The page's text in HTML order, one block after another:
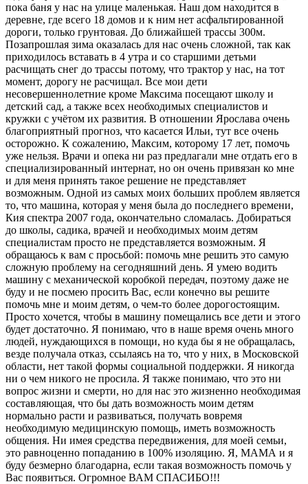
пока баня у нас на улице маленькая. Наш дом находится в
деревне, где всего 18 домов и к ним нет асфальтированной
дороги, только грунтовая. До ближайшей трассы 300м.
Позапрошлая зима оказалась для нас очень сложной, так как
приходилось вставать в 4 утра и со старшими детьми
расчищать снег до трассы потому, что трактор у нас, на тот
момент, дорогу не расчищал. Все мои дети
несовершеннолетние кроме Максима посещают школу и
детский сад, а также всех необходимых специалистов и
кружки с учётом их развития. В отношении Ярослава очень
благоприятный прогноз, что касается Ильи, тут все очень
осторожно. К сожалению, Максим, которому 17 лет, помочь
уже нельзя. Врачи и опека ни раз предлагали мне отдать его в
специализированный интернат, но он очень привязан ко мне
и для меня принять такое решение не представляет
возможным. Одной из самых моих больших проблем является
то, что машина, которая у меня была до последнего времени,
Кия спектра 2007 года, окончательно сломалась. Добираться
до школы, садика, врачей и необходимых моим детям
специалистам просто не представляется возможным. Я
обращаюсь к вам с просьбой: помочь мне решить это самую
сложную проблему на сегодняшний день. Я умею водить
машину с механической коробкой передач, поэтому даже не
буду и не посмею просить Вас, если конечно вы решите
помочь мне и моим детям, о чем-то более дорогостоящим.
Просто хочется, чтобы в машину помещались все дети и этого
будет достаточно. Я понимаю, что в наше время очень много
людей, нуждающихся в помощи, но куда бы я не обращалась,
везде получала отказ, ссылаясь на то, что у них, в Московской
области, нет такой формы социальной поддержки. Я никогда
ни о чем никого не просила. Я также понимаю, что это ни
вопрос жизни и смерти, но для нас это жизненно необходимая
составляющая, что бы дать возможность моим детям
нормально расти и развиваться, получать вовремя
необходимую медицинскую помощь, иметь возможность
общения. Ни имея средства передвижения, для моей семьи,
это равноценно попаданию в 100% изоляцию. Я, МАМА и я
буду безмерно благодарна, если такая возможность помочь у
Вас появиться. Огромное ВАМ СПАСИБО!!!